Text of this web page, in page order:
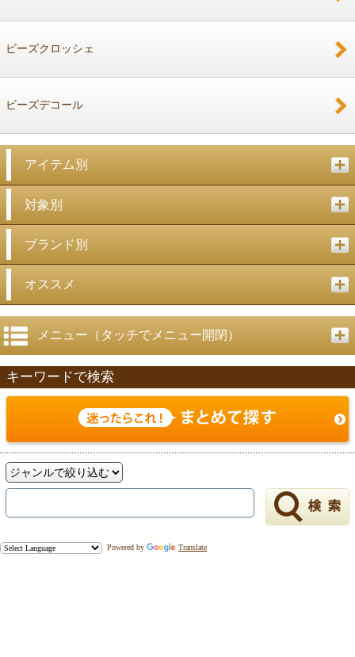
ビーズクロッシェ
ビーズデコール
アイテム別
対象別
ブランド別
オススメ
メニュー（タッチでメニュー開閉）
キーワードで検索
Powered by Translate